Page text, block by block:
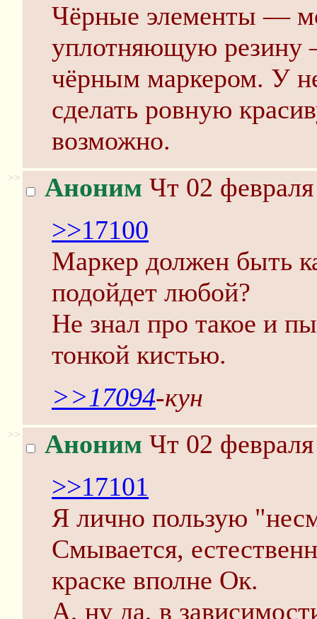
Чёрные элементы —
уплотняющую резину
чёрным маркером. У
сделать ровную
возможно.
>> Аноним Чт 02
>>17100
Маркер должен быть
подойдет любой?
Не знал про такое и
тонкой кистью.
>>17094-кун
>> Аноним Чт 02
>>17101
Я лично пользую
Смывается,
краске вполне Ок.
А, ну да, в